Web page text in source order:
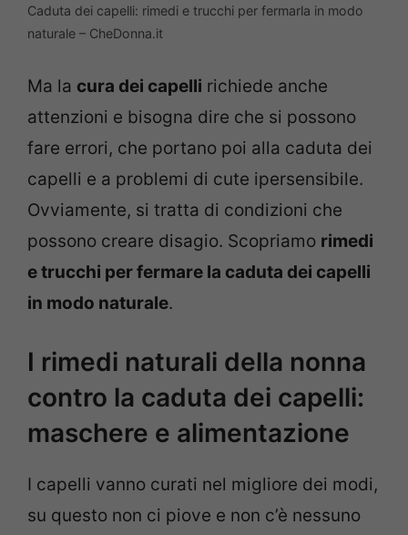
Caduta dei capelli: rimedi e trucchi per fermarla in modo
naturale – CheDonna.it
Ma la cura dei capelli richiede anche
attenzioni e bisogna dire che si possono
fare errori, che portano poi alla caduta dei
capelli e a problemi di cute ipersensibile.
Ovviamente, si tratta di condizioni che
possono creare disagio. Scopriamo rimedi
e trucchi per fermare la caduta dei capelli
in modo naturale.
I rimedi naturali della nonna
contro la caduta dei capelli:
maschere e alimentazione
I capelli vanno curati nel migliore dei modi,
su questo non ci piove e non c’è nessuno